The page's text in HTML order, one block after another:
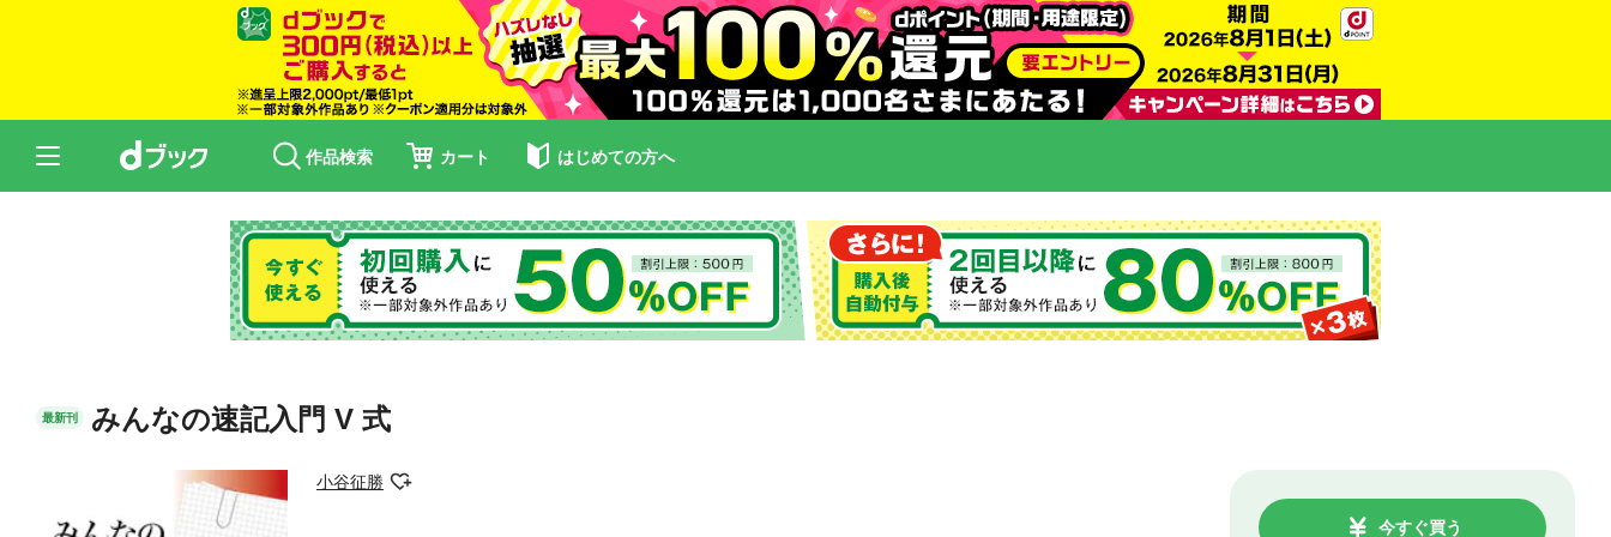
作品検索 カート はじめての方へ
最新刊 みんなの速記入門 V 式
小谷征勝
今すぐ買う